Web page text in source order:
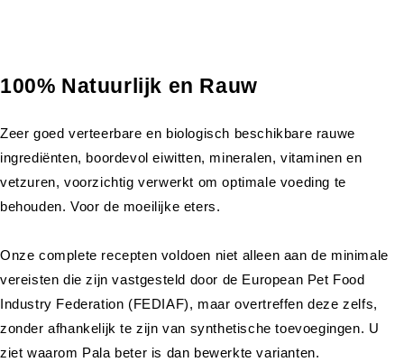
100% Natuurlijk en Rauw
Zeer goed verteerbare en biologisch beschikbare rauwe
ingrediënten, boordevol eiwitten, mineralen, vitaminen en
vetzuren, voorzichtig verwerkt om optimale voeding te
behouden. Voor de moeilijke eters.
Onze complete recepten voldoen niet alleen aan de minimale
vereisten die zijn vastgesteld door de European Pet Food
Industry Federation (FEDIAF), maar overtreffen deze zelfs,
zonder afhankelijk te zijn van synthetische toevoegingen. U
ziet waarom Pala beter is dan bewerkte varianten.